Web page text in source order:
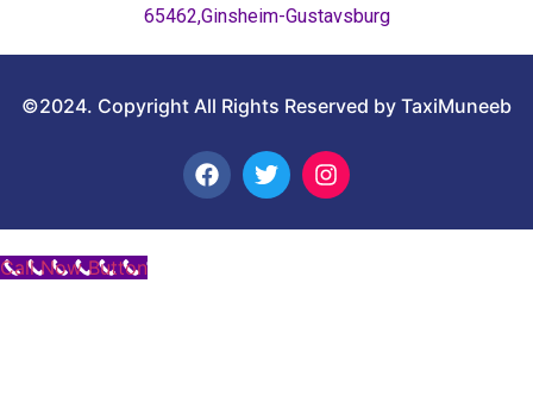
65462,Ginsheim-Gustavsburg
©2024. Copyright All Rights Reserved by TaxiMuneeb
Call Now Button